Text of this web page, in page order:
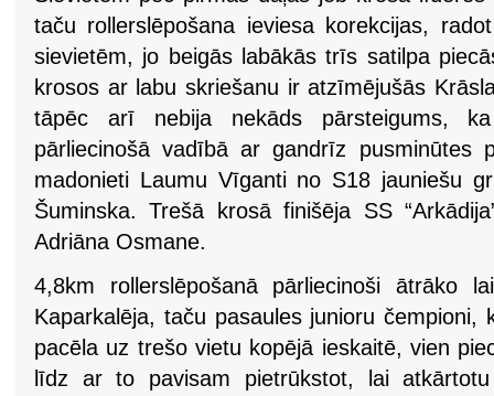
taču rollerslēpošana ieviesa korekcijas,
sievietēm, jo beigās labākās trīs satilpa
krosos ar labu skriešanu ir atzīmējušās
tāpēc arī nebija nekāds pārsteigums,
pārliecinošā vadībā ar gandrīz pusminūtes
madonieti Laumu Vīganti no S18 jauniešu
Šuminska. Trešā krosā finišēja SS
Adriāna Osmane.
4,8km rollerslēpošanā pārliecinoši ātrāko
Kaparkalēja, taču pasaules junioru čempioni,
pacēla uz trešo vietu kopējā ieskaitē, vien
līdz ar to pavisam pietrūkstot, lai